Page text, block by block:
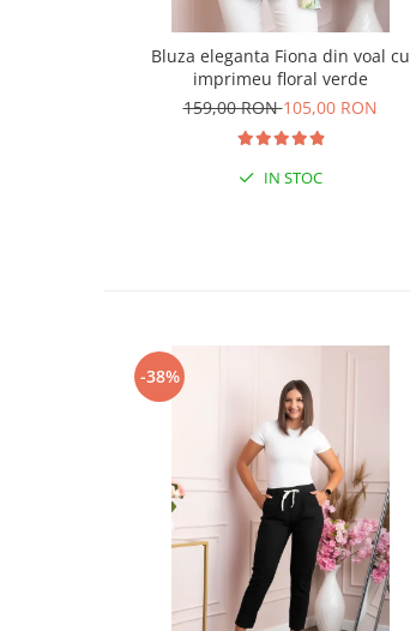
Bluza eleganta Fiona din voal cu
imprimeu floral verde
159,00 RON105,00 RON
IN STOC
-38%